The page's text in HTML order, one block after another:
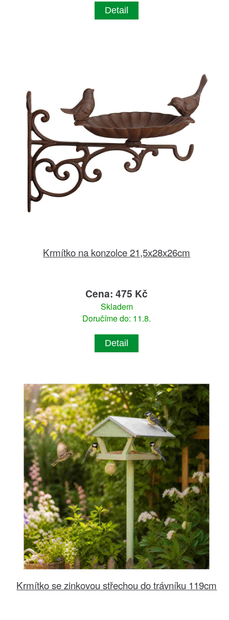
Detail
Krmítko na konzolce 21,5x28x26cm
Cena: 475 Kč
Skladem
Doručíme do: 11.8.
Detail
Krmítko se zinkovou střechou do trávníku 119cm